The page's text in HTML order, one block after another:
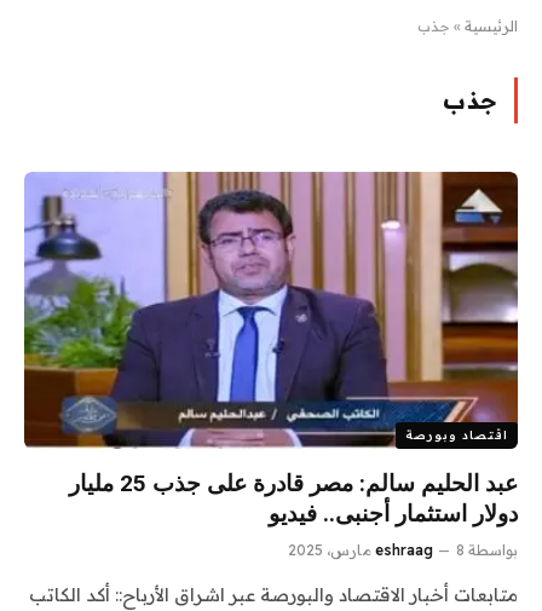
الرئيسية » جذب
جذب
اقتصاد وبورصة
عبد الحليم سالم: مصر قادرة على جذب 25 مليار
دولار استثمار أجنبى.. فيديو
بواسطة eshraag 8 مارس، 2025
متابعات أخبار الاقتصاد والبورصة عبر اشراق الأرباح:: أكد الكاتب